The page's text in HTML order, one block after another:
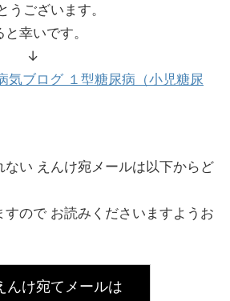
うございます。
幸いです。
ない えんけ宛メールは以下からど
ので お読みくださいますようお
んけ宛てメールは